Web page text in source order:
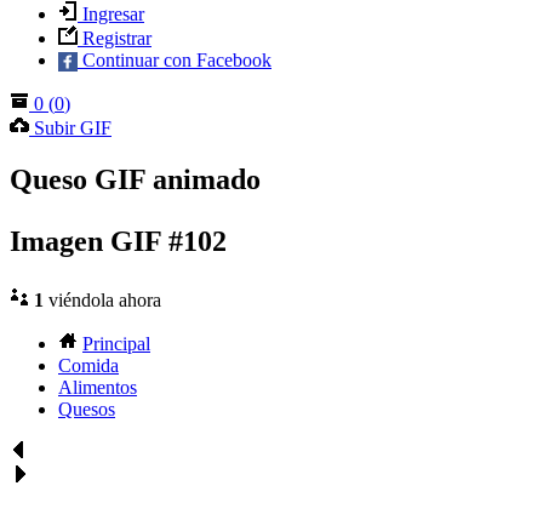
Ingresar
Registrar
Continuar con Facebook
0 (0)
Subir GIF
Queso GIF animado
Imagen GIF #102
1 viéndola ahora
Principal
Comida
Alimentos
Quesos